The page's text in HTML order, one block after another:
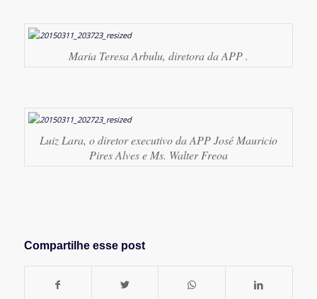
Maria Teresa Arbulu, diretora da APP .
Luiz Lara, o diretor executivo da APP José Mauricio
Pires Alves e Ms. Walter Freoa
Compartilhe esse post